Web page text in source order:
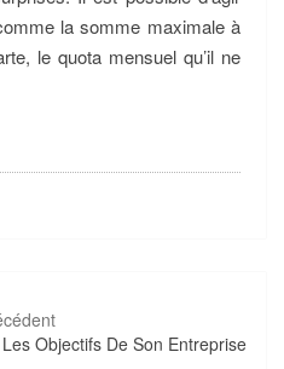
la somme maximale à
le quota mensuel qu’il ne
Objectifs De Son Entreprise